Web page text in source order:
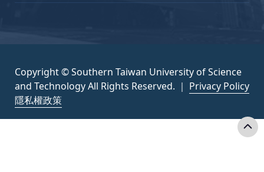
Copyright © Southern Taiwan University of Science
and Technology All Rights Reserved. ｜ Privacy Policy
隱私權政策